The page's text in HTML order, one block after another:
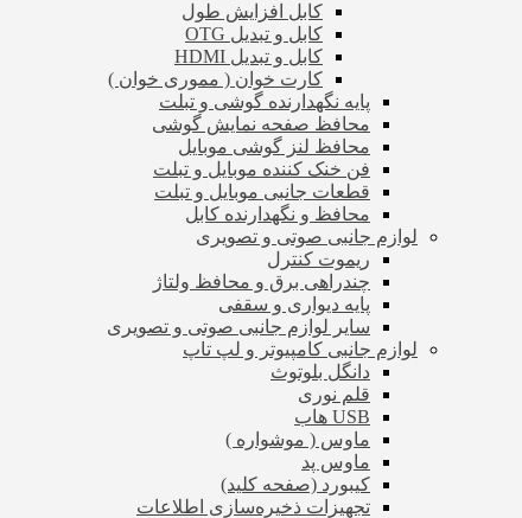
کابل افزایش طول
کابل و تبدیل OTG
کابل و تبدیل HDMI
کارت خوان ( مموری خوان )
پایه نگهدارنده گوشی و تبلت
محافظ صفحه نمایش گوشی
محافظ لنز گوشی موبایل
فن خنک کننده موبایل و تبلت
قطعات جانبی موبایل و تبلت
محافظ و نگهدارنده کابل
لوازم جانبی صوتی و تصویری
ریموت کنترل
چندراهی برق و محافظ ولتاژ
پایه دیواری و سقفی
سایر لوازم جانبی صوتی و تصویری
لوازم جانبی کامپیوتر و لپ تاپ
دانگل بلوتوث
قلم نوری
USB هاب
ماوس ( موشواره )
ماوس پد
کیبورد (صفحه کلید)
تجهیزات ذخیره‌سازی اطلاعات